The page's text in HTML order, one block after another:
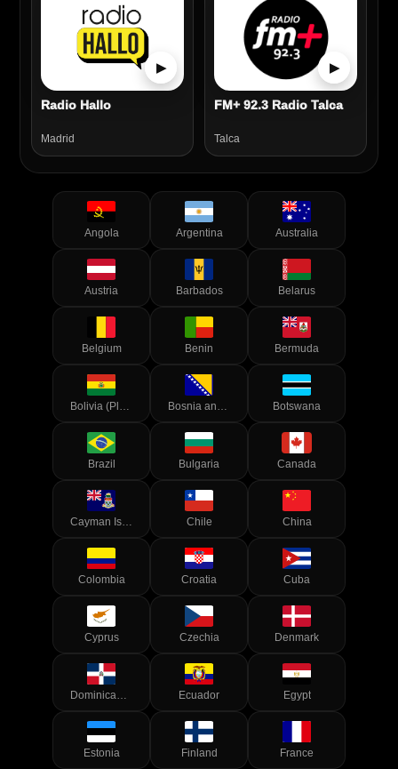
▶
Radio Hallo
Madrid
▶
FM+ 92.3 Radio Talca
Talca
Angola Argentina Australia
Austria Barbados Belarus
Belgium Benin Bermuda
Bolivia (Plurinational State of) Bosnia and Herzegovina Botswana
Brazil Bulgaria Canada
Cayman Islands Chile China
Colombia Croatia Cuba
Cyprus Czechia Denmark
Dominican Republic Ecuador Egypt
Estonia Finland France